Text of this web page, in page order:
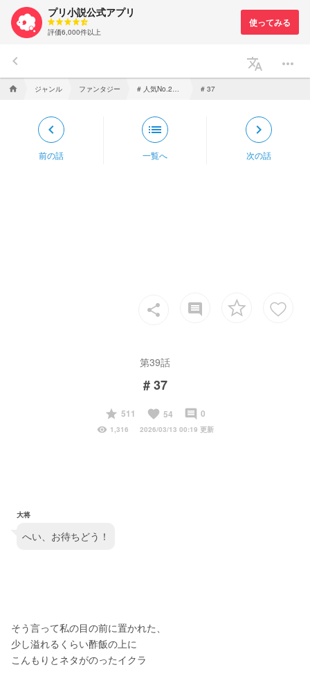
プリ小説公式アプリ
評価6,000件以上
keyboard_arrow_left translate more_horiz
home ジャンル ファンタジー # 37
keyboard_arrow_left
前の話
list
一覧へ
keyboard_arrow_right
次の話
share insert_comment
第39話
# 37
start
511 favorite 54 insert_comment 0
visibility 1,316 2026/03/13 00:19 更新
大将
へい、お待ちどう！
そう言って私の目の前に置かれた、
少し溢れるくらい酢飯の上に
こんもりとネタがのったイクラ